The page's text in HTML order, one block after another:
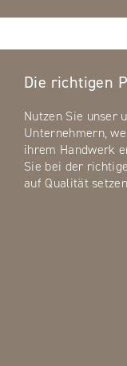
Die richtigen
Nutzen Sie unser
Unternehmern,
ihrem Handwerk
Sie bei der
auf Qualität